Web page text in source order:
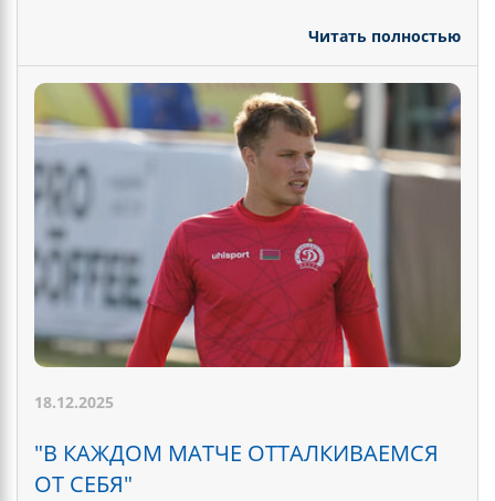
Читать полностью
18.12.2025
"В КАЖДОМ МАТЧЕ ОТТАЛКИВАЕМСЯ
ОТ СЕБЯ"